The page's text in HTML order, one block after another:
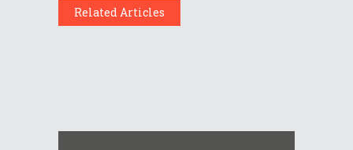
Related Articles